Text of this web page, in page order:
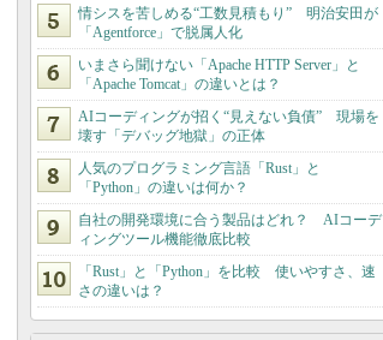
情シスを苦しめる“工数見積もり” 明治安田が
「Agentforce」で脱属人化
いまさら聞けない「Apache HTTP Server」と
「Apache Tomcat」の違いとは？
AIコーディングが招く“見えない負債” 現場を
壊す「デバッグ地獄」の正体
人気のプログラミング言語「Rust」と
「Python」の違いは何か？
自社の開発環境に合う製品はどれ？ AIコーデ
ィングツール機能徹底比較
「Rust」と「Python」を比較 使いやすさ、速
さの違いは？